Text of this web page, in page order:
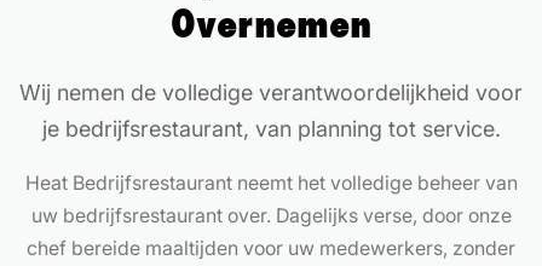
Overnemen
Wij nemen de volledige verantwoordelijkheid voor
je bedrijfsrestaurant, van planning tot service.
Heat Bedrijfsrestaurant neemt het volledige beheer van
uw bedrijfsrestaurant over. Dagelijks verse, door onze
chef bereide maaltijden voor uw medewerkers, zonder